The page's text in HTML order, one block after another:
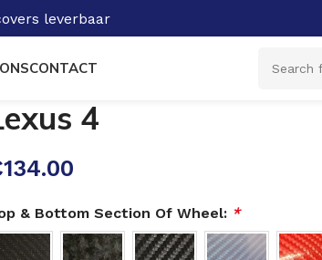
leverbaar
CONTACT
4
134.00
& Bottom Section Of Wheel: *